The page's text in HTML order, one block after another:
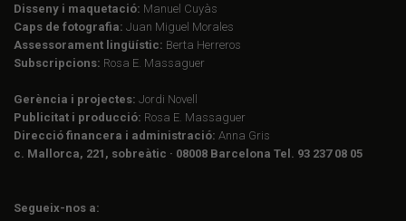
Disseny i maquetació: Manuel Cuyàs
Caps de fotografia: Juan Miguel Morales
Assessorament lingüístic: Berta Herreros
Subscripcions: Rosa E. Massaguer
Gerència i projectes: Jordi Novell
Publicitat i producció: Rosa E. Massaguer
Direcció financera i administració: Anna Gris
c. Mallorca, 221, sobreàtic · 08008 Barcelona Tel. 93 237 08 05
Segueix-nos a: